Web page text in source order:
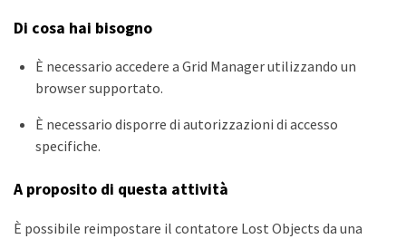
Di cosa hai bisogno
È necessario accedere a Grid Manager utilizzando un
browser supportato.
È necessario disporre di autorizzazioni di accesso
specifiche.
A proposito di questa attività
È possibile reimpostare il contatore Lost Objects da una